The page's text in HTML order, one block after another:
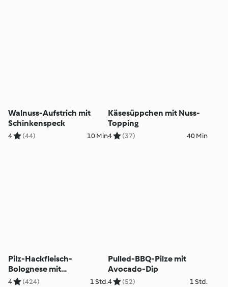
Walnuss-Aufstrich mit
Schinkenspeck
4 (44) 10 Min
Käsesüppchen mit Nuss-
Topping
4 (37) 40 Min
Pilz-Hackfleisch-
Bolognese mit
Bandnudeln
4 (424) 1 Std.
Pulled-BBQ-Pilze mit
Avocado-Dip
4 (52) 1 Std.